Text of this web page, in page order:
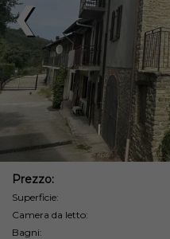
❮
Prezzo:
Superficie:
Camera da letto:
Bagni: